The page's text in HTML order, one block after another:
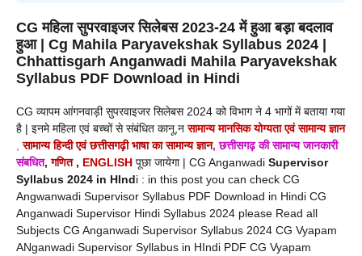
CG महिला सुपरवाइजर सिलेबस 2023-24 में हुआ बड़ा बदलाव
हुआ | Cg Mahila Paryavekshak Syllabus 2024 |
Chhattisgarh Anganwadi Mahila Paryavekshak
Syllabus PDF Download in Hindi
CG व्यापम आंगनवाड़ी सुपरवाइजर सिलेबस 2024 को विभाग ने 4 भागों में बताया गया
है | इनमे महिला एवं बच्चों से संबंधित कानू,न सामान्य मानसिक योग्यता एवं सामान्य ज्ञान
,सामान्य हिन्दी एवं छत्तीसगढ़ी भाषा का सामान्य ज्ञान, छत्तीसगढ़ की सामान्य जानकारी
संबधित,गणित , ENGLISH पूछा जायेगा | CG Anganwadi Supervisor
Syllabus 2024 in HIndi : in this post you can check CG
Angwanwadi Supervisor Syllabus PDF Download in Hindi CG
Anganwadi Supervisor Hindi Syllabus 2024 please Read all
Subjects CG Anganwadi Supervisor Syllabus 2024 CG Vyapam
ANganwadi Supervisor Syllabus in HIndi PDF CG Vyapam